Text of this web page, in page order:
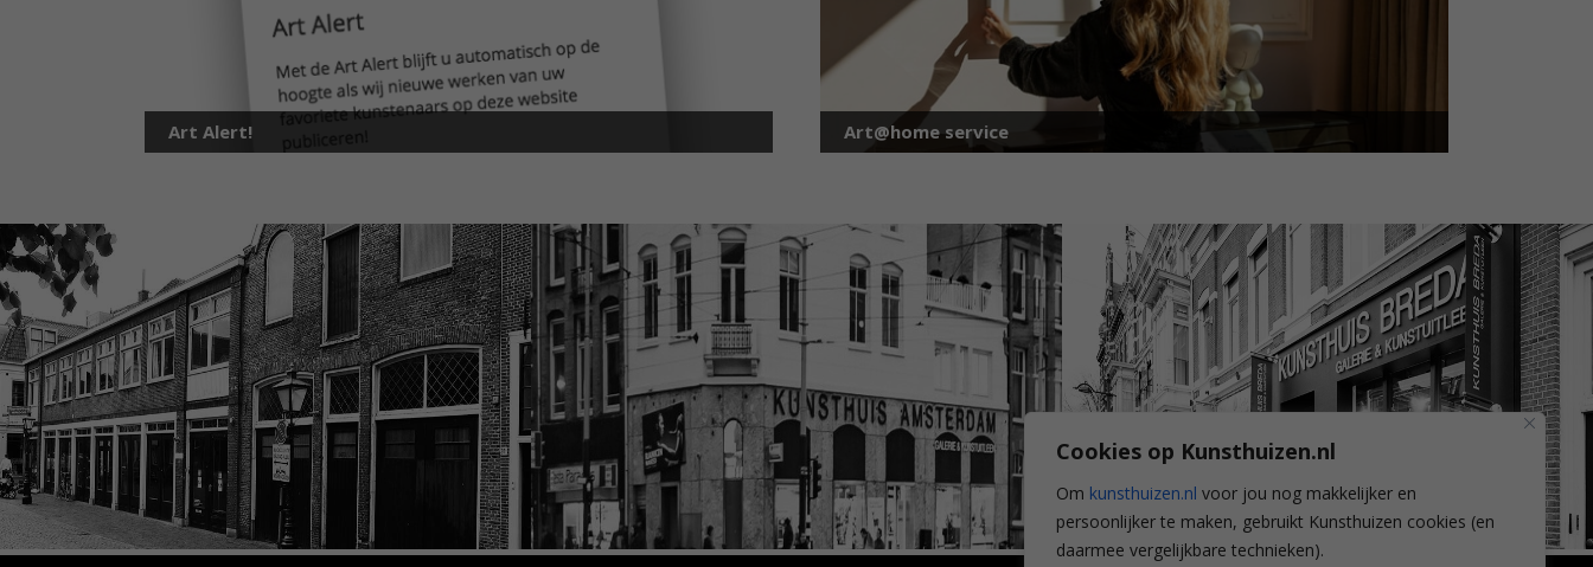
Cookies op Kunsthuizen.nl
Om kunsthuizen.nl voor jou nog makkelijker en
persoonlijker te maken, gebruikt Kunsthuizen cookies (en
daarmee vergelijkbare technieken).
Art Alert! Art@home service